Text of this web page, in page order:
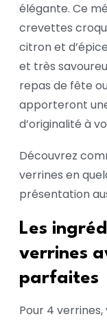
élégante. Ce
crevettes
citron et
et très
repas de fête
apporteront
d’originalité à
Découvrez
verrines en
présentation
Les
verrines
parfaites
Pour 4 verrines,